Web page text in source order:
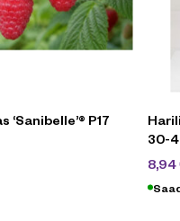
‘Sanibelle’® P17
30-
8,94